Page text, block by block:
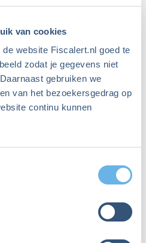
van cookies
website Fiscalert.nl goed te
zodat je gegevens niet
gebruiken we
van het bezoekersgedrag op
continu kunnen
sinds